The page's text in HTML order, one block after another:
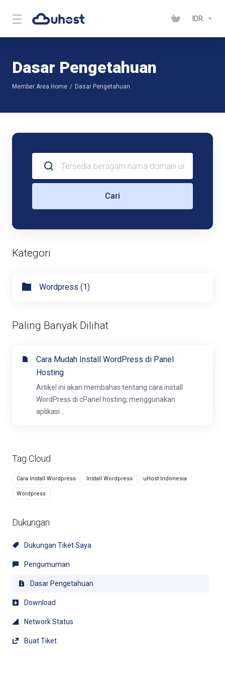
IDR
Dasar Pengetahuan
Member Area Home Dasar Pengetahuan
Tag Cloud
Cara Install Wordpress Install Wordpress uHost Indonesia
Wordpress
Dukungan
Dukungan Tiket Saya
Pengumuman
Dasar Pengetahuan
Download
Network Status
Buat Tiket
Cari
Kategori
Wordpress (1)
Paling Banyak Dilihat
Cara Mudah Install WordPress di Panel
Hosting
Artikel ini akan membahas tentang cara install
WordPress di cPanel hosting, menggunakan
aplikasi...